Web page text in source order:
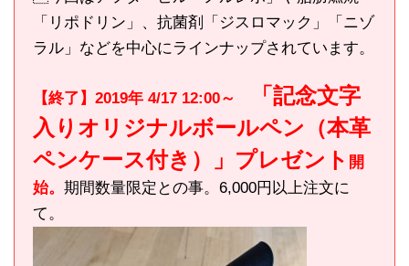
「リポドリン」、抗菌剤「ジスロマック」「ニゾ
ラル」などを中心にラインナップされています。
【終了】2019年 4/17 12:00～
「記念文字
入りオリジナルボールペン（本革
ペンケース付き）」プレゼント 開
始。 期間数量限定との事。6,000円以上注文に
て。